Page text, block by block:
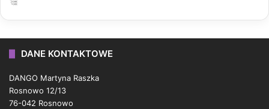
DANE KONTAKTOWE
DANGO Martyna Raszka
Rosnowo 12/13
76-042 Rosnowo